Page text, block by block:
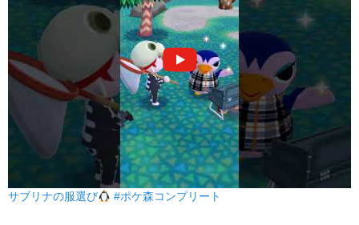
サブリナの服選び #ポケ森コンプリート